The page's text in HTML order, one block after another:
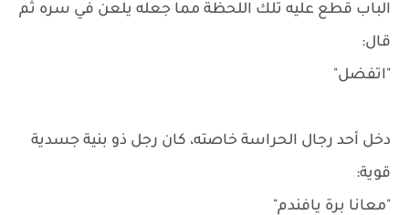
الباب قطع عليه تلك اللحظة مما جعله يلعن في سره ثم
قال:
"اتفضل"
دخل أحد رجال الحراسة خاصته، كان رجل ذو بنية جسدية
قوية:
"معانا برة يافندم"